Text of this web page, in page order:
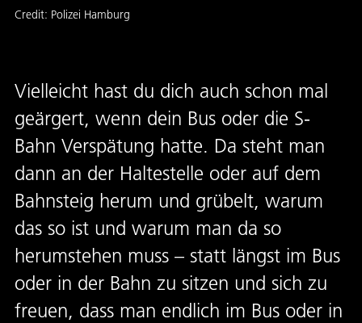
Credit: Polizei Hamburg
Vielleicht hast du dich auch schon mal
geärgert, wenn dein Bus oder die S-
Bahn Verspätung hatte. Da steht man
dann an der Haltestelle oder auf dem
Bahnsteig herum und grübelt, warum
das so ist und warum man da so
herumstehen muss – statt längst im Bus
oder in der Bahn zu sitzen und sich zu
freuen, dass man endlich im Bus oder in